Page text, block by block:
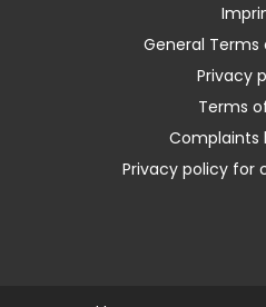
General
Privacy
Terms
Complaints
Privacy policy for